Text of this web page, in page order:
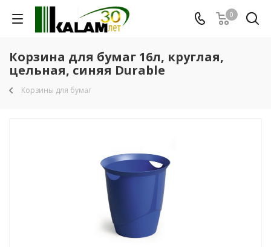
0
Корзина для бумаг 16л, круглая,
цельная, синяя Durable
Корзины для бумаг